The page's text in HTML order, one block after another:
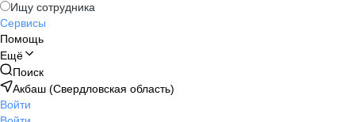
Ищу сотрудника
Сервисы
Помощь
Ещё
Поиск
Акбаш (Свердловская область)
Войти